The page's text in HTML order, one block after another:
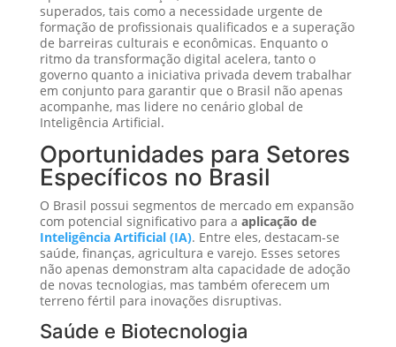
superados, tais como a necessidade urgente de
formação de profissionais qualificados e a superação
de barreiras culturais e econômicas. Enquanto o
ritmo da transformação digital acelera, tanto o
governo quanto a iniciativa privada devem trabalhar
em conjunto para garantir que o Brasil não apenas
acompanhe, mas lidere no cenário global de
Inteligência Artificial.
Oportunidades para Setores
Específicos no Brasil
O Brasil possui segmentos de mercado em expansão
com potencial significativo para a aplicação de
Inteligência Artificial (IA). Entre eles, destacam-se
saúde, finanças, agricultura e varejo. Esses setores
não apenas demonstram alta capacidade de adoção
de novas tecnologias, mas também oferecem um
terreno fértil para inovações disruptivas.
Saúde e Biotecnologia